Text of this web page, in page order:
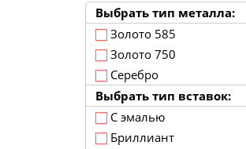
Выбрать тип металла:
Золото 585
Золото 750
Серебро
Выбрать тип вставок:
С эмалью
Бриллиант